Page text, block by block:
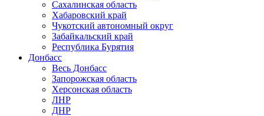
Сахалинская область
Хабаровский край
Чукотский автономный округ
Забайкальский край
Республика Бурятия
Донбасс
Весь Донбасс
Запорожская область
Херсонская область
ЛНР
ДНР